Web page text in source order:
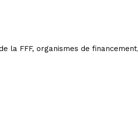
la FFF, organismes de